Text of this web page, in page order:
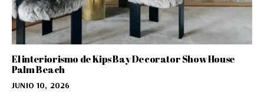
El interiorismo de Kips Bay Decorator Show House
Palm Beach
JUNIO 10, 2026